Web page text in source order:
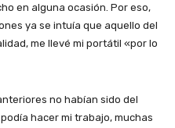
en alguna ocasión. Por eso,
ya se intuía que aquello del
me llevé mi portátil «por lo
no habían sido del
hacer mi trabajo, muchas